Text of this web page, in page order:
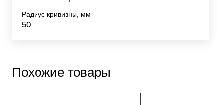
Радиус кривизны, мм
50
Похожие товары